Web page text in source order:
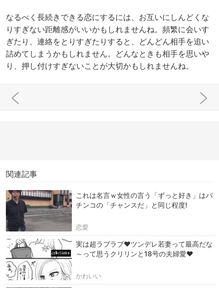
なるべく長続きできる恋にするには、お互いにしんどくな
りすぎない距離感がいいかもしれませんね。頻繁に会いす
ぎたり、連絡をとりすぎたりすると、どんどん相手を追い
詰めてしまうかもしれません。どんなときも相手を思いや
り、押し付けすぎないことが大切かもしれませんね。
関連記事
これは名言ｗ女性の言う「ずっと好き」はパ
チンコの「チャンスだ」と同じ程度!
恋愛
実は超ラブラブ♥ツンデレ若妻って最高だな
～って思うクリリンと18号の夫婦愛♥
かわいい